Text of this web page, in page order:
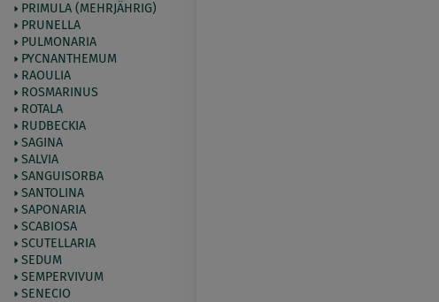
PRIMULA (MEHRJÄHRIG)
PRUNELLA
PULMONARIA
PYCNANTHEMUM
RAOULIA
ROSMARINUS
ROTALA
RUDBECKIA
SAGINA
SALVIA
SANGUISORBA
SANTOLINA
SAPONARIA
SCABIOSA
SCUTELLARIA
SEDUM
SEMPERVIVUM
SENECIO